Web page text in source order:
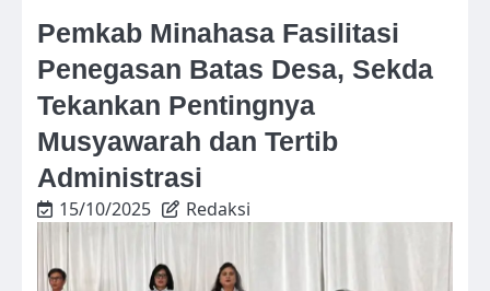
Pemkab Minahasa Fasilitasi
Penegasan Batas Desa, Sekda
Tekankan Pentingnya
Musyawarah dan Tertib
Administrasi
15/10/2025 Redaksi